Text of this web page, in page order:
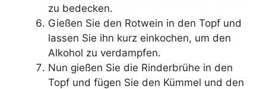
zu bedecken.
Gießen Sie den Rotwein in den Topf und
lassen Sie ihn kurz einkochen, um den
Alkohol zu verdampfen.
Nun gießen Sie die Rinderbrühe in den
Topf und fügen Sie den Kümmel und den